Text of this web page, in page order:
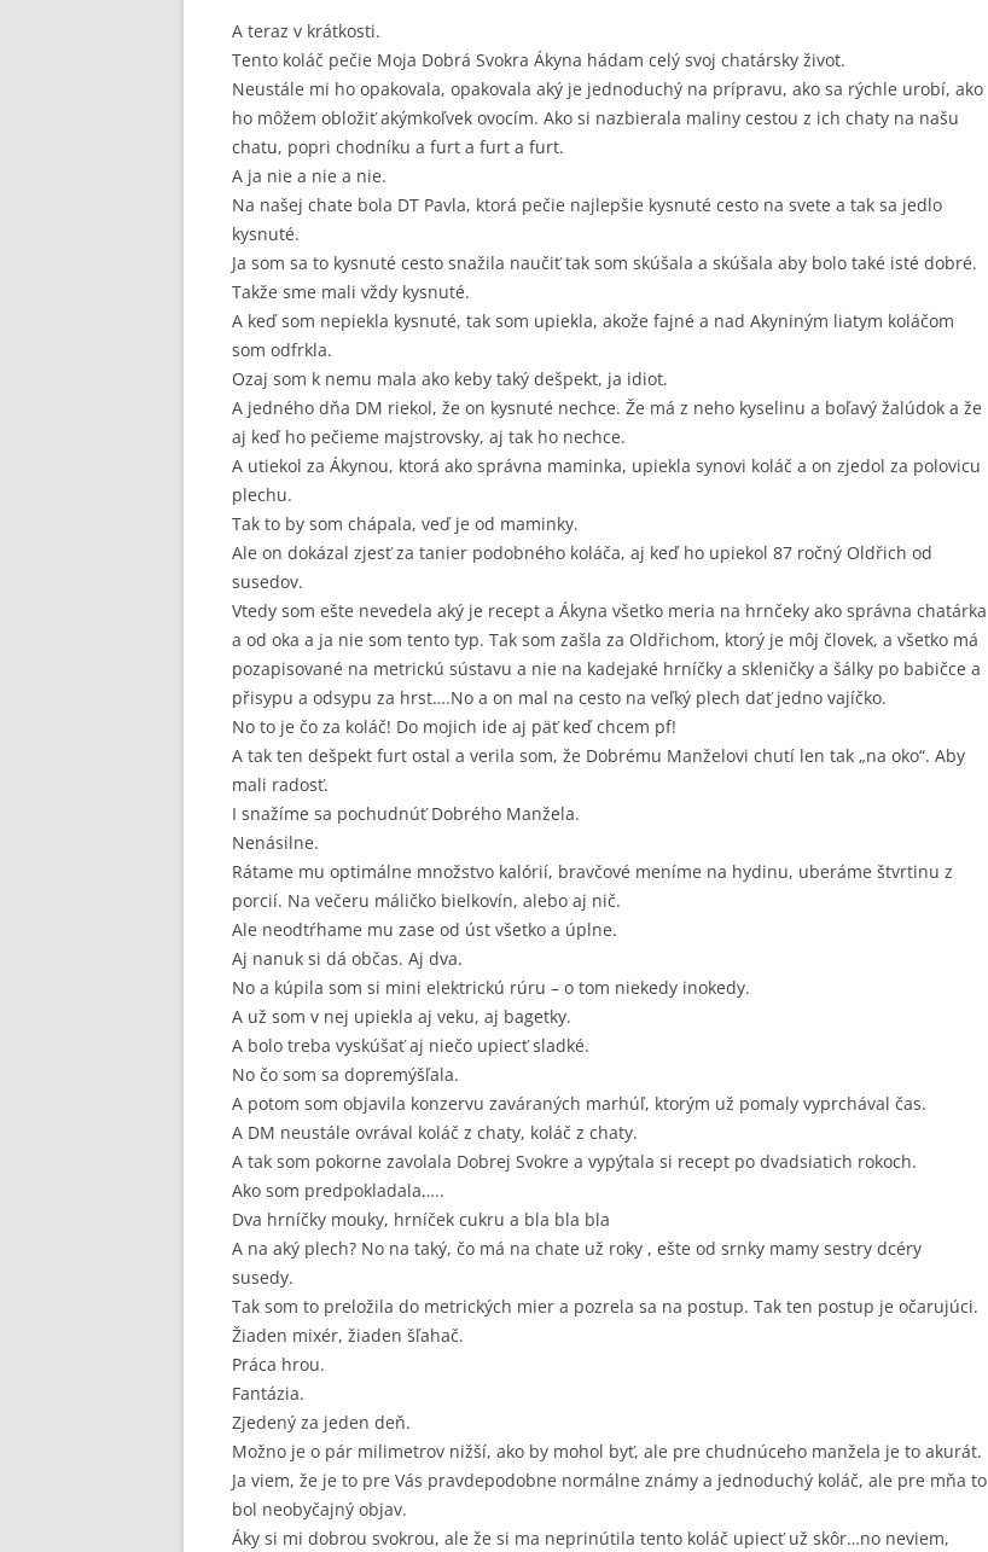
A teraz v krátkosti.
Tento koláč pečie Moja Dobrá Svokra Ákyna hádam celý svoj chatársky život.
Neustále mi ho opakovala, opakovala aký je jednoduchý na prípravu, ako sa rýchle urobí, ako
ho môžem obložiť akýmkoľvek ovocím. Ako si nazbierala maliny cestou z ich chaty na našu
chatu, popri chodníku a furt a furt a furt.
A ja nie a nie a nie.
Na našej chate bola DT Pavla, ktorá pečie najlepšie kysnuté cesto na svete a tak sa jedlo
kysnuté.
Ja som sa to kysnuté cesto snažila naučiť tak som skúšala a skúšala aby bolo také isté dobré.
Takže sme mali vždy kysnuté.
A keď som nepiekla kysnuté, tak som upiekla, akože fajné a nad Akyniným liatym koláčom
som odfrkla.
Ozaj som k nemu mala ako keby taký dešpekt, ja idiot.
A jedného dňa DM riekol, že on kysnuté nechce. Že má z neho kyselinu a boľavý žalúdok a že
aj keď ho pečieme majstrovsky, aj tak ho nechce.
A utiekol za Ákynou, ktorá ako správna maminka, upiekla synovi koláč a on zjedol za polovicu
plechu.
Tak to by som chápala, veď je od maminky.
Ale on dokázal zjesť za tanier podobného koláča, aj keď ho upiekol 87 ročný Oldřich od
susedov.
Vtedy som ešte nevedela aký je recept a Ákyna všetko meria na hrnčeky ako správna chatárka
a od oka a ja nie som tento typ. Tak som zašla za Oldřichom, ktorý je môj človek, a všetko má
pozapisované na metrickú sústavu a nie na kadejaké hrníčky a skleničky a šálky po babičce a
přisypu a odsypu za hrst….No a on mal na cesto na veľký plech dať jedno vajíčko.
No to je čo za koláč! Do mojich ide aj päť keď chcem pf!
A tak ten dešpekt furt ostal a verila som, že Dobrému Manželovi chutí len tak „na oko“. Aby
mali radosť.
I snažíme sa pochudnúť Dobrého Manžela.
Nenásilne.
Rátame mu optimálne množstvo kalórií, bravčové meníme na hydinu, uberáme štvrtinu z
porcií. Na večeru máličko bielkovín, alebo aj nič.
Ale neodtŕhame mu zase od úst všetko a úplne.
Aj nanuk si dá občas. Aj dva.
No a kúpila som si mini elektrickú rúru – o tom niekedy inokedy.
A už som v nej upiekla aj veku, aj bagetky.
A bolo treba vyskúšať aj niečo upiecť sladké.
No čo som sa dopremýšľala.
A potom som objavila konzervu zaváraných marhúľ, ktorým už pomaly vyprchával čas.
A DM neustále ovrával koláč z chaty, koláč z chaty.
A tak som pokorne zavolala Dobrej Svokre a vypýtala si recept po dvadsiatich rokoch.
Ako som predpokladala…..
Dva hrníčky mouky, hrníček cukru a bla bla bla
A na aký plech? No na taký, čo má na chate už roky , ešte od srnky mamy sestry dcéry
susedy.
Tak som to preložila do metrických mier a pozrela sa na postup. Tak ten postup je očarujúci.
Žiaden mixér, žiaden šľahač.
Práca hrou.
Fantázia.
Zjedený za jeden deň.
Možno je o pár milimetrov nižší, ako by mohol byť, ale pre chudnúceho manžela je to akurát.
Ja viem, že je to pre Vás pravdepodobne normálne známy a jednoduchý koláč, ale pre mňa to
bol neobyčajný objav.
Áky si mi dobrou svokrou, ale že si ma neprinútila tento koláč upiecť už skôr…no neviem,